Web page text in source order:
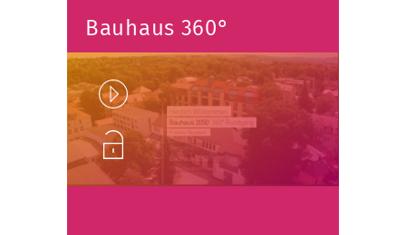
Bauhaus 360°
Play
Unlock